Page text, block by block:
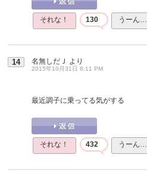
それな！ 130 うーん…
14 名無しだＪ より
2015年10月31日 8:11 PM
最近調子に乗ってる気がする
それな！ 432 うーん…